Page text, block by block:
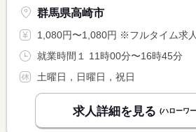
群馬県高崎市
1,080円〜1,080円 ※フルタイム求人の場合は月額（換算額）、パート
就業時間１ 11時00分〜16時45分
土曜日，日曜日，祝日
求人詳細を見る (ハローワ